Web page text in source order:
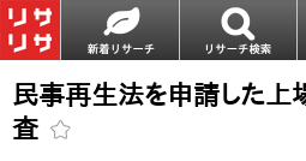
民事再生法を申請した
査